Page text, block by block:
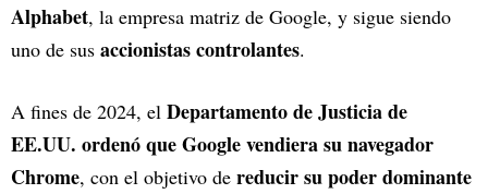
Alphabet, la empresa matriz de Google, y sigue siendo
uno de sus accionistas controlantes.
A fines de 2024, el Departamento de Justicia de
EE.UU. ordenó que Google vendiera su navegador
Chrome, con el objetivo de reducir su poder dominante